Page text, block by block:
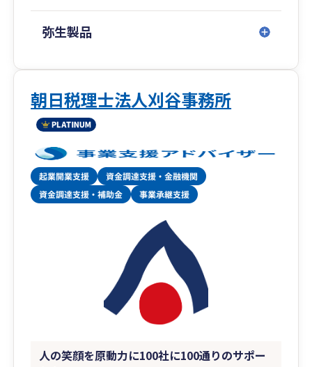
弥生製品
朝日税理士法人刈谷事務所
人の笑顔を原動力に100社に100通りのサポー